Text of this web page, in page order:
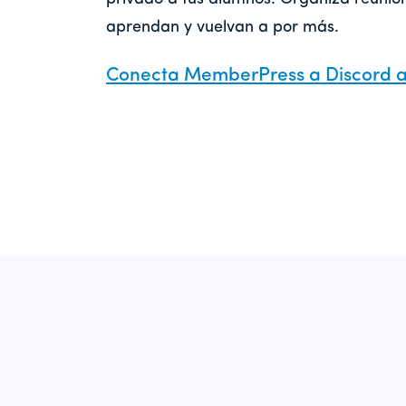
aprendan y vuelvan a por más.
Conecta MemberPress a Discord